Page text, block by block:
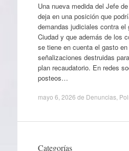
Una nueva medida del Jefe
deja en una posición que
demandas judiciales contra el
Ciudad y que además de los
se tiene en cuenta el gasto en
señalizaciones destruidas
plan recaudatorio. En redes
posteos…
mayo 6, 2026 de Denuncias,
Categorías